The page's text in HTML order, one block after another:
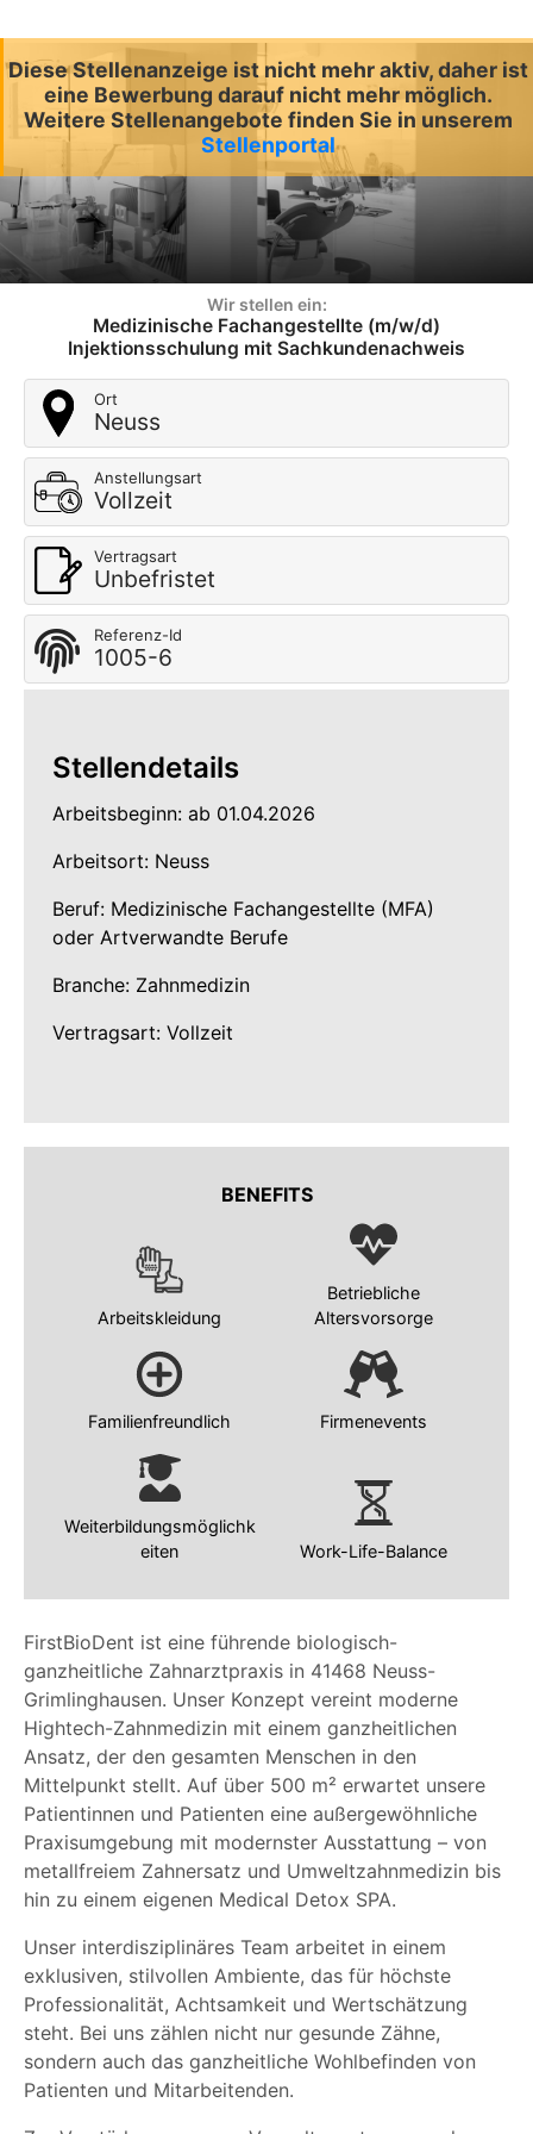
Diese Stellenanzeige ist nicht mehr aktiv, daher ist
eine Bewerbung darauf nicht mehr möglich.
Weitere Stellenangebote finden Sie in unserem
Stellenportal
Wir stellen ein:
Medizinische Fachangestellte (m/w/d)
Injektionsschulung mit Sachkundenachweis
Ort
Neuss
Anstellungsart
Vollzeit
Vertragsart
Unbefristet
Referenz-Id
1005-6
FirstBioDent ist eine führende biologisch-
ganzheitliche Zahnarztpraxis in 41468 Neuss-
Grimlinghausen. Unser Konzept vereint moderne
Hightech-Zahnmedizin mit einem ganzheitlichen
Ansatz, der den gesamten Menschen in den
Mittelpunkt stellt. Auf über 500 m² erwartet unsere
Patientinnen und Patienten eine außergewöhnliche
Praxisumgebung mit modernster Ausstattung – von
metallfreiem Zahnersatz und Umweltzahnmedizin bis
hin zu einem eigenen Medical Detox SPA.
Unser interdisziplinäres Team arbeitet in einem
exklusiven, stilvollen Ambiente, das für höchste
Professionalität, Achtsamkeit und Wertschätzung
steht. Bei uns zählen nicht nur gesunde Zähne,
sondern auch das ganzheitliche Wohlbefinden von
Patienten und Mitarbeitenden.
Stellendetails
Arbeitsbeginn: ab 01.04.2026
Arbeitsort: Neuss
Beruf: Medizinische Fachangestellte (MFA)
oder Artverwandte Berufe
Branche: Zahnmedizin
Vertragsart: Vollzeit
BENEFITS
Arbeitskleidung
Betriebliche
Altersvorsorge
Familienfreundlich Firmenevents
Weiterbildungsmöglichk
eiten
Work-Life-Balance